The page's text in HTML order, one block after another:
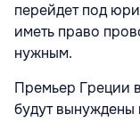
перейдет под
иметь право
нужным.
Премьер Греции
будут вынуждены